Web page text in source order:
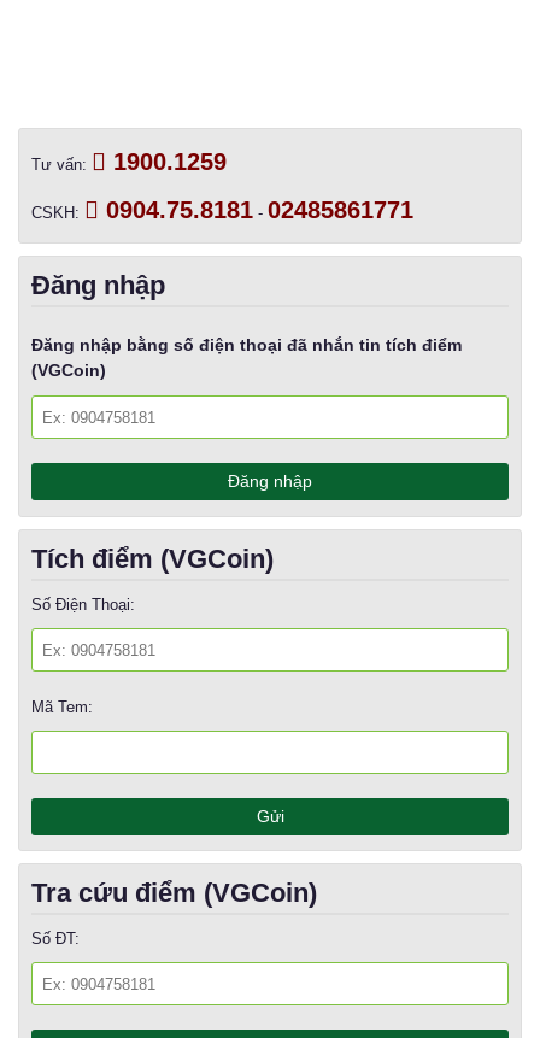
Tư vấn: 1900.1259
CSKH: 0904.75.8181 - 02485861771
Đăng nhập
Đăng nhập bằng số điện thoại đã nhắn tin tích điểm
(VGCoin)
Tích điểm (VGCoin)
Số Điện Thoại:
Mã Tem:
Tra cứu điểm (VGCoin)
Số ĐT: